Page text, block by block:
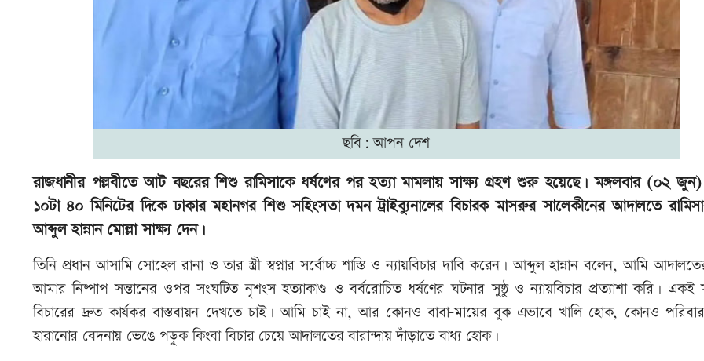
ছবি: আপন দেশ
রাজধানীর পল্লবীতে আট বছরের শিশু রামিসাকে ধর্ষণের পর হত্যা মামলায় সাক্ষ্য গ্রহণ শুরু হয়েছে। মঙ্গলবার (০২
১০টা ৪০ মিনিটের দিকে ঢাকার মহানগর শিশু সহিংসতা দমন ট্রাইব্যুনালের বিচারক মাসরুর সালেকীনের আদালতে
আব্দুল হান্নান মোল্লা সাক্ষ্য দেন।
তিনি প্রধান আসামি সোহেল রানা ও তার স্ত্রী স্বপ্নার সর্বোচ্চ শাস্তি ও ন্যায়বিচার দাবি করেন। আব্দুল হান্নান বলেন, আমি
আমার নিষ্পাপ সন্তানের ওপর সংঘটিত নৃশংস হত্যাকাণ্ড ও বর্বরোচিত ধর্ষণের ঘটনার সুষ্ঠু ও ন্যায়বিচার প্রত্যাশা করি। একই
বিচারের দ্রুত কার্যকর বাস্তবায়ন দেখতে চাই। আমি চাই না, আর কোনও বাবা-মায়ের বুক এভাবে খালি হোক, কোনও পরিবার
হারানোর বেদনায় ভেঙে পড়ুক কিংবা বিচার চেয়ে আদালতের বারান্দায় দাঁড়াতে বাধ্য হোক।